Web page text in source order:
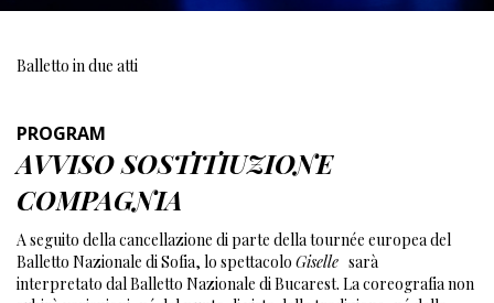
Balletto in due atti
PROGRAM
AVVISO SOSTITIUZIONE
COMPAGNIA
A seguito della cancellazione di parte della tournée europea del
Balletto Nazionale di Sofia, lo spettacolo Giselle sarà
interpretato dal Balletto Nazionale di Bucarest. La coreografia non